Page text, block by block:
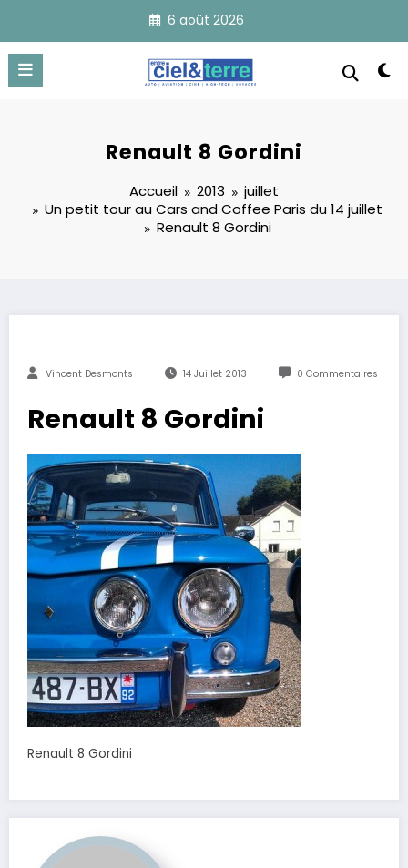
contenu
6 août 2026
Renault 8 Gordini
Accueil 2013
juillet
Un petit tour au Cars and Coffee Paris du 14 juillet
Renault 8 Gordini
Vincent Desmonts 14 Juillet 2013 0 Commentaires
Renault 8 Gordini
Renault 8 Gordini